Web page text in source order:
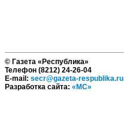
© Газета «Республика»
Телефон (8212) 24-26-04
E-mail: secr@gazeta-respublika.ru
Разработка сайта: «МС»